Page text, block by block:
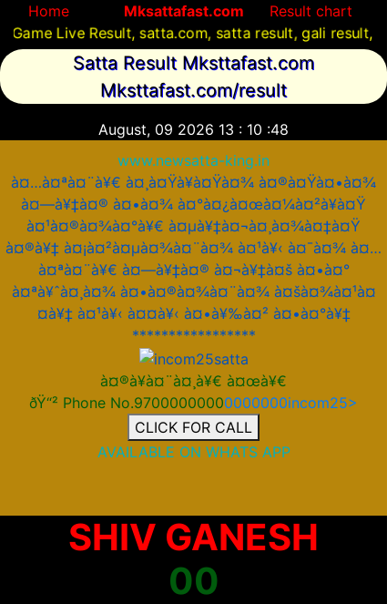
Home Mksattafast.com
Result chart
Live Result, satta.com, satta result, gali
Satta Result Mksttafast.com
Mksttafast.com/result
August, 09 2026 13 : 10 :48
www.newsatta-king.in
à¤…à¤ªà¤¨à¥€ à¤¸à¤Ÿà¥à¤Ÿà¤¾ à¤®à¤Ÿà¤•à¤¾
à¤—à¥‡à¤® à¤•à¤¾ à¤°à¤¿à¤œà¤¼à¤²à¥à¤Ÿ
à¤¹à¤®à¤¾à¤°à¥€ à¤µà¥‡à¤¬à¤¸à¤¾à¤‡à¤Ÿ
à¤®à¥‡ à¤¡à¤²à¤µà¤¾à¤¨à¤¾ à¤¹à¥‹ à¤¯à¤¾ à¤…
à¤ªà¤¨à¥€ à¤—à¥‡à¤® à¤¬à¥‡à¤š à¤•à¤°
à¤ªà¥ˆà¤¸à¤¾ à¤•à¤®à¤¾à¤¨à¤¾ à¤šà¤¾à¤¹à¤
¤à¥‡ à¤¹à¥‹ à¤¤à¥‹ à¤•à¥‰à¤² à¤•à¤°à¥‡
*****************
à¤®à¥à¤¨à¤¸à¥€ à¤œà¥€
ðŸ“² Phone No.97000000000000000incom25>
CLICK FOR CALL
AVAILABLE ON WHATS APP
SHIV GANESH
00